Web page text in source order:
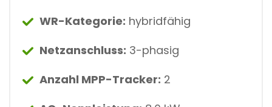
WR-Kategorie: hybridfähig
Netzanschluss: 3-phasig
Anzahl MPP-Tracker: 2